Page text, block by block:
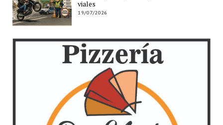
viales
19/07/2026